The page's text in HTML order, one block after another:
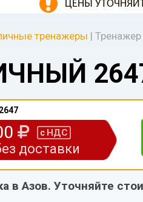
ЦЕНЫ
тренажеры |
2647
с НДС
доставки
в Азов. Уточняйте